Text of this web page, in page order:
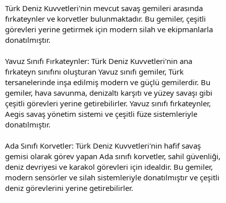
Türk Deniz Kuvvetleri'nin mevcut savaş gemileri arasında
fırkateynler ve korvetler bulunmaktadır. Bu gemiler, çeşitli
görevleri yerine getirmek için modern silah ve ekipmanlarla
donatılmıştır.
Yavuz Sınıfı Fırkateynler: Türk Deniz Kuvvetleri'nin ana
fırkateyn sınıfını oluşturan Yavuz sınıfı gemiler, Türk
tersanelerinde inşa edilmiş modern ve güçlü gemilerdir. Bu
gemiler, hava savunma, denizaltı karşıtı ve yüzey savaşı gibi
çeşitli görevleri yerine getirebilirler. Yavuz sınıfı fırkateynler,
Aegis savaş yönetim sistemi ve çeşitli füze sistemleriyle
donatılmıştır.
Ada Sınıfı Korvetler: Türk Deniz Kuvvetleri'nin hafif savaş
gemisi olarak görev yapan Ada sınıfı korvetler, sahil güvenliği,
deniz devriyesi ve karakol görevleri için idealdir. Bu gemiler,
modern sensörler ve silah sistemleriyle donatılmıştır ve çeşitli
deniz görevlerini yerine getirebilirler.